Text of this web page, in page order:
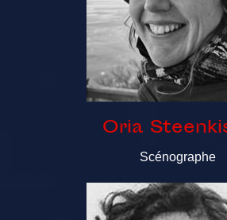
Oria
Scénographe